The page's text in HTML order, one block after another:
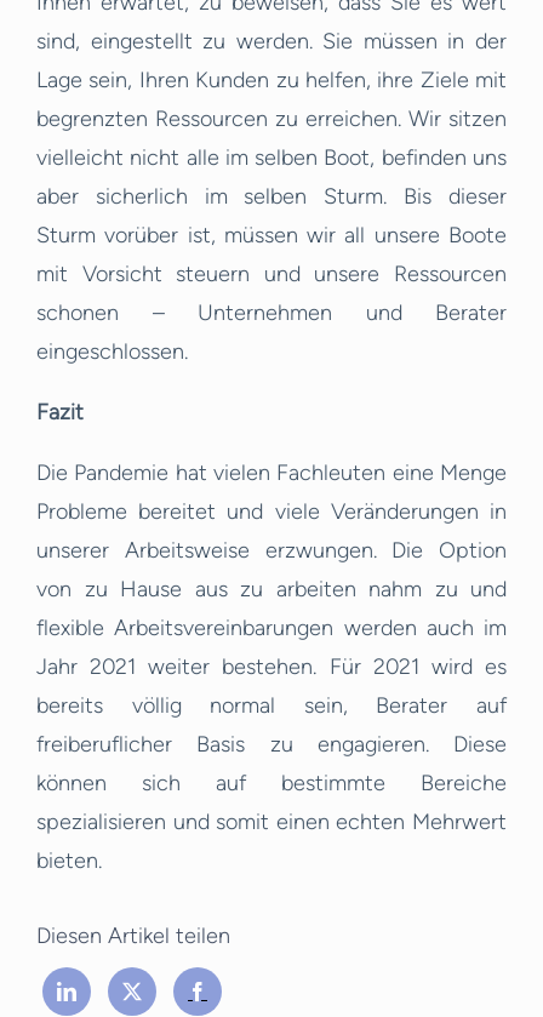
sind, eingestellt zu werden. Sie müssen in der
Lage sein, Ihren Kunden zu helfen, ihre Ziele mit
begrenzten Ressourcen zu erreichen. Wir sitzen
vielleicht nicht alle im selben Boot, befinden uns
aber sicherlich im selben Sturm. Bis dieser
Sturm vorüber ist, müssen wir all unsere Boote
mit Vorsicht steuern und unsere Ressourcen
schonen – Unternehmen und Berater
eingeschlossen.
Fazit
Die Pandemie hat vielen Fachleuten eine Menge
Probleme bereitet und viele Veränderungen in
unserer Arbeitsweise erzwungen. Die Option
von zu Hause aus zu arbeiten nahm zu und
flexible Arbeitsvereinbarungen werden auch im
Jahr 2021 weiter bestehen. Für 2021 wird es
bereits völlig normal sein, Berater auf
freiberuflicher Basis zu engagieren. Diese
können sich auf bestimmte Bereiche
spezialisieren und somit einen echten Mehrwert
bieten.
Diesen Artikel teilen